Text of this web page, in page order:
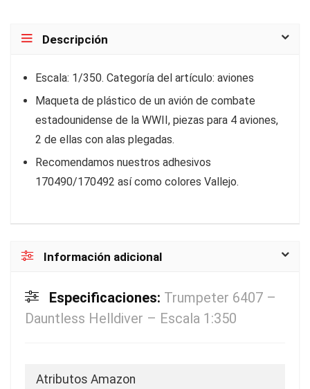
Descripción
Escala: 1/350. Categoría del artículo: aviones
Maqueta de plástico de un avión de combate
estadounidense de la WWII, piezas para 4 aviones,
2 de ellas con alas plegadas.
Recomendamos nuestros adhesivos
170490/170492 así como colores Vallejo.
Información adicional
Especificaciones: Trumpeter 6407 –
Dauntless Helldiver – Escala 1:350
Atributos Amazon